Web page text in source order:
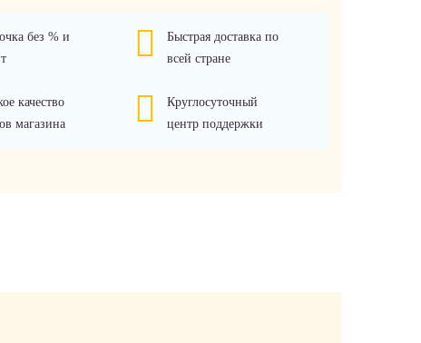
без % и
Быстрая доставка по
всей стране
качество
магазина
Круглосуточный
центр поддержки